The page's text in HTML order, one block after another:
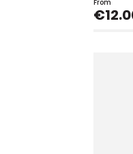
From
Price